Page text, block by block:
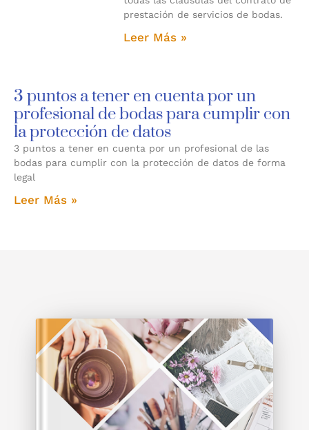
prestación de servicios de bodas.
Leer Más »
3 puntos a tener en cuenta por un
profesional de bodas para cumplir con
la protección de datos
3 puntos a tener en cuenta por un profesional de las
bodas para cumplir con la protección de datos de forma
legal
Leer Más »